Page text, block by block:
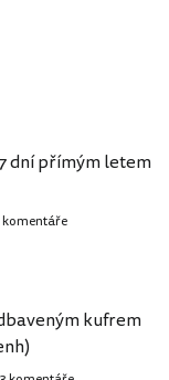
dní přímým letem
komentáře
kufrem